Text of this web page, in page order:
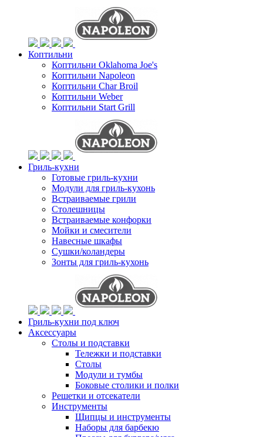
Коптильни
Коптильни Oklahoma Joe's
Коптильни Napoleon
Коптильни Char Broil
Коптильни Weber
Коптильни Start Grill
Гриль-кухни
Готовые гриль-кухни
Модули для гриль-кухонь
Встраиваемые грили
Столешницы
Встраиваемые конфорки
Мойки и смесители
Навесные шкафы
Сушки/коландеры
Зонты для гриль-кухонь
Гриль-кухни под ключ
Аксессуары
Столы и подставки
Тележки и подставки
Столы
Модули и тумбы
Боковые столики и полки
Решетки и отсекатели
Инструменты
Щипцы и инструменты
Наборы для барбекю